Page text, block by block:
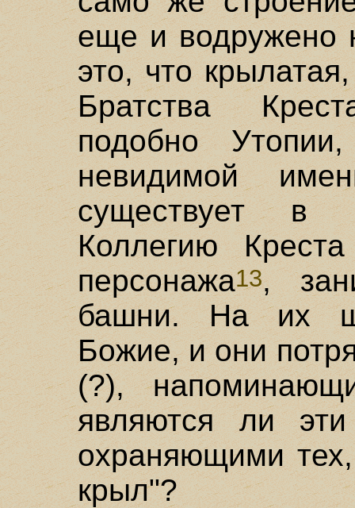
еще и водружено
это, что
Братства
подобно
невидимой
существует в
Коллегию
персонажа13,
башни. На их
Божие, и они
(?),
являются ли
охраняющими
крыл"?